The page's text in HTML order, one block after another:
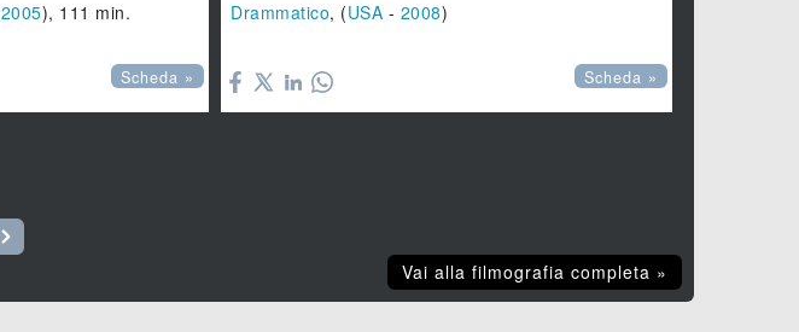
2005), 111 min.
Scheda »
Drammatico, (USA - 2008)
Scheda »
Vai alla filmografia completa »